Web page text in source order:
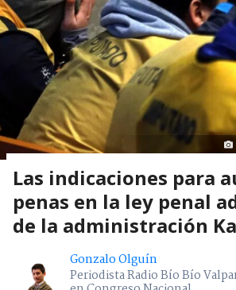
Las indicaciones para
penas en la ley penal
de la administración
Gonzalo Olguín
Periodista Radio Bío Bío